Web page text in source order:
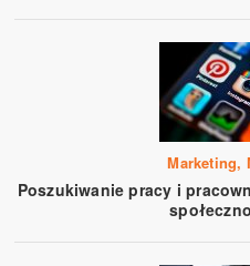
Marketing,
Poszukiwanie pracy i